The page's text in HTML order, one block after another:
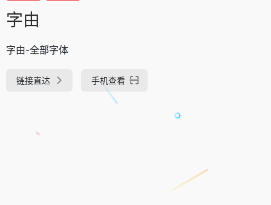
字由
字由-全部字体
链接直达 手机查看